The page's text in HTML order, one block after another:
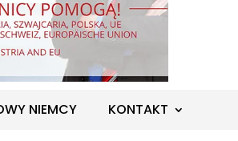
NIEMCY KONTAKT